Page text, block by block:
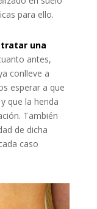
para ello.
tratar una
antes,
conlleve a
esperar a que
que la herida
También
de dicha
caso